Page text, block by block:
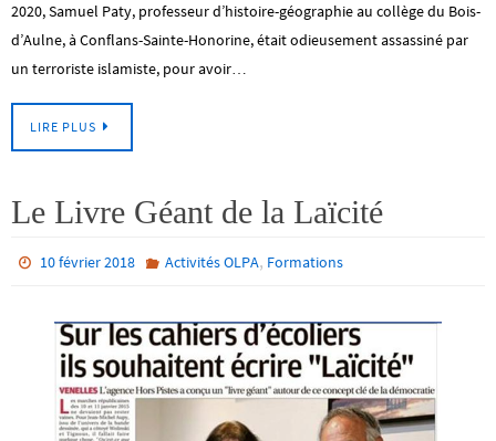
2020, Samuel Paty, professeur d’histoire-géographie au collège du Bois-
d’Aulne, à Conflans-Sainte-Honorine, était odieusement assassiné par
un terroriste islamiste, pour avoir…
LIRE PLUS
Le Livre Géant de la Laïcité
10 février 2018 Activités OLPA, Formations